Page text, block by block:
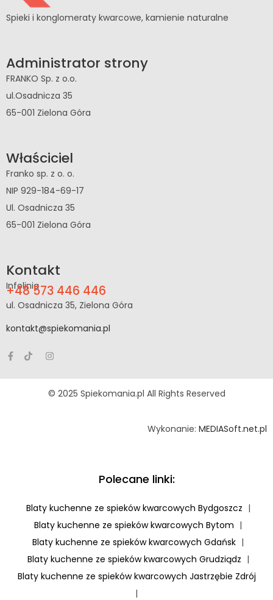
Spieki i konglomeraty kwarcowe, kamienie naturalne
Administrator strony
FRANKO Sp. z o.o.
ul.Osadnicza 35
65-001 Zielona Góra
Właściciel
Franko sp. z o. o.
NIP 929-184-69-17
Ul. Osadnicza 35
65-001 Zielona Góra
Kontakt
Infolinia
+48 573 446 446
ul. Osadnicza 35, Zielona Góra
kontakt@spiekomania.pl
© 2025 Spiekomania.pl All Rights Reserved
Wykonanie: MEDIASoft.net.pl
Polecane linki:
Blaty kuchenne ze spieków kwarcowych Bydgoszcz |
Blaty kuchenne ze spieków kwarcowych Bytom |
Blaty kuchenne ze spieków kwarcowych Gdańsk |
Blaty kuchenne ze spieków kwarcowych Grudziądz |
Blaty kuchenne ze spieków kwarcowych Jastrzębie Zdrój
|